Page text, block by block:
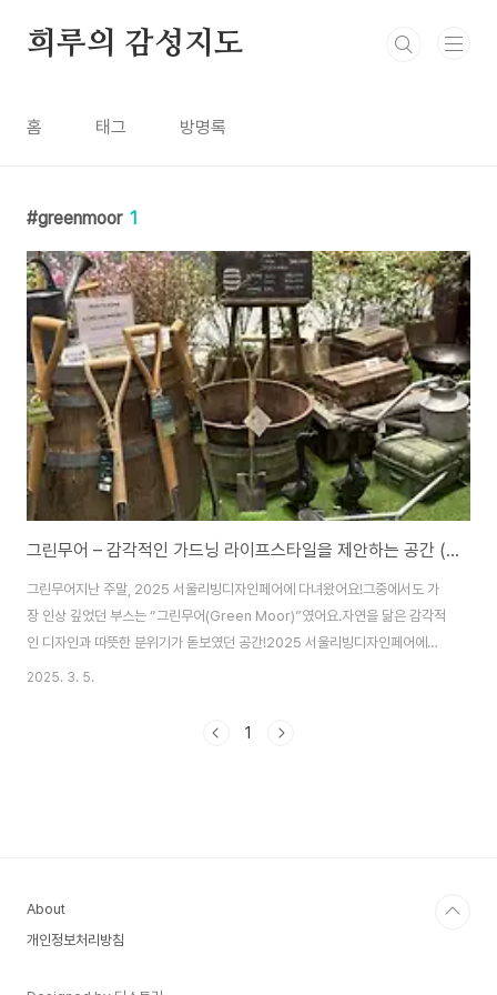
희루의 감성지도
홈 태그 방명록
greenmoor 1
그린무어 – 감각적인 가드닝 라이프스타일을 제안하는 공간 (2025 서울리빙디자인페어)
그린무어지난 주말, 2025 서울리빙디자인페어에 다녀왔어요!그중에서도 가
장 인상 깊었던 부스는 “그린무어(Green Moor)”였어요.자연을 닮은 감각적
인 디자인과 따뜻한 분위기가 돋보였던 공간!2025 서울리빙디자인페어에서
가장 매력적이었던 부스 중 하나, 그린무어(Green Moor)자연을 담은 디자인
조화를 이루는 감각적인 소품과 영국 스타일의 빈티지 가드닝 용품까지,정말
2025. 3. 5.
1
About
개인정보처리방침